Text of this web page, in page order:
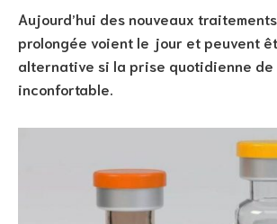
Aujourd’hui des nouveaux
prolongée voient le jour et peuvent
alternative si la prise quotidienne de
inconfortable.